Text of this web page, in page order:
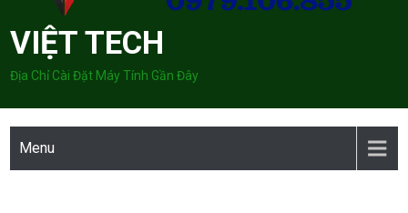
VIỆT TECH
Địa Chỉ Cài Đặt Máy Tính Gần Đây
Menu